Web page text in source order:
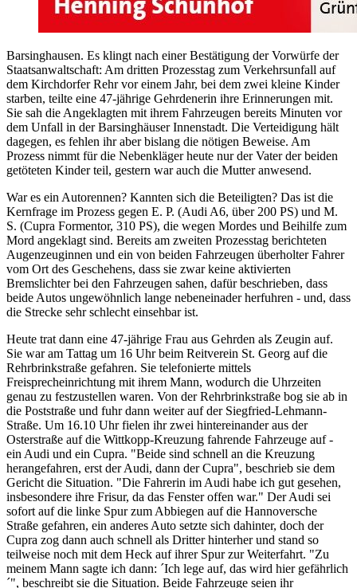
Barsinghausen. Es klingt nach einer Bestätigung der Vorwürfe der
Staatsanwaltschaft: Am dritten Prozesstag zum Verkehrsunfall auf
dem Kirchdorfer Rehr vor einem Jahr, bei dem zwei kleine Kinder
starben, teilte eine 47-jährige Gehrdenerin ihre Erinnerungen mit.
Sie sah die Angeklagten mit ihrem Fahrzeugen bereits Minuten vor
dem Unfall in der Barsinghäuser Innenstadt. Die Verteidigung hält
dagegen, es fehlen ihr aber bislang die nötigen Beweise. Am
Prozess nimmt für die Nebenkläger heute nur der Vater der beiden
getöteten Kinder teil, gestern war auch die Mutter anwesend.
War es ein Autorennen? Kannten sich die Beteiligten? Das ist die
Kernfrage im Prozess gegen E. P. (Audi A6, über 200 PS) und M.
S. (Cupra Formentor, 310 PS), die wegen Mordes und Beihilfe zum
Mord angeklagt sind. Bereits am zweiten Prozesstag berichteten
Augenzeuginnen und ein von beiden Fahrzeugen überholter Fahrer
vom Ort des Geschehens, dass sie zwar keine aktivierten
Bremslichter bei den Fahrzeugen sahen, dafür beschrieben, dass
beide Autos ungewöhnlich lange nebeneinader herfuhren - und, dass
die Strecke sehr schlecht einsehbar ist.
Heute trat dann eine 47-jährige Frau aus Gehrden als Zeugin auf.
Sie war am Tattag um 16 Uhr beim Reitverein St. Georg auf die
Rehrbrinkstraße gefahren. Sie telefonierte mittels
Freisprecheinrichtung mit ihrem Mann, wodurch die Uhrzeiten
genau zu festzustellen waren. Von der Rehrbrinkstraße bog sie ab in
die Poststraße und fuhr dann weiter auf der Siegfried-Lehmann-
Straße. Um 16.10 Uhr fielen ihr zwei hintereinander aus der
Osterstraße auf die Wittkopp-Kreuzung fahrende Fahrzeuge auf -
ein Audi und ein Cupra. "Beide sind schnell an die Kreuzung
herangefahren, erst der Audi, dann der Cupra", beschrieb sie dem
Gericht die Situation. "Die Fahrerin im Audi habe ich gut gesehen,
insbesondere ihre Frisur, da das Fenster offen war." Der Audi sei
sofort auf die linke Spur zum Abbiegen auf die Hannoversche
Straße gefahren, ein anderes Auto setzte sich dahinter, doch der
Cupra zog dann auch schnell als Dritter hinterher und stand so
teilweise noch mit dem Heck auf ihrer Spur zur Weiterfahrt. "Zu
meinem Mann sagte ich dann: ´Ich lege auf, das wird hier gefährlich
´", beschreibt sie die Situation. Beide Fahrzeuge seien ihr